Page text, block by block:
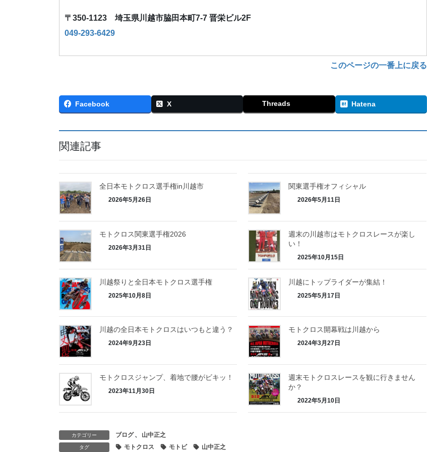
〒350-1123 埼玉県川越市脇田本町7-7 晋栄ビル2F
049-293-6429
このページの一番上に戻る
Facebook X Threads Hatena
関連記事
全日本モトクロス選手権in川越市
2026年5月26日
関東選手権オフィシャル
2026年5月11日
モトクロス関東選手権2026
2026年3月31日
週末の川越市はモトクロスレースが楽し
い！
2025年10月15日
川越祭りと全日本モトクロス選手権
2025年10月8日
川越にトップライダーが集結！
2025年5月17日
川越の全日本モトクロスはいつもと違う？
2024年9月23日
モトクロス開幕戦は川越から
2024年3月27日
モトクロスジャンプ、着地で腰がビキッ！
2023年11月30日
週末モトクロスレースを観に行きません
か？
2022年5月10日
カテゴリー ブログ 、 山中正之
タグ モトクロス モトビ 山中正之